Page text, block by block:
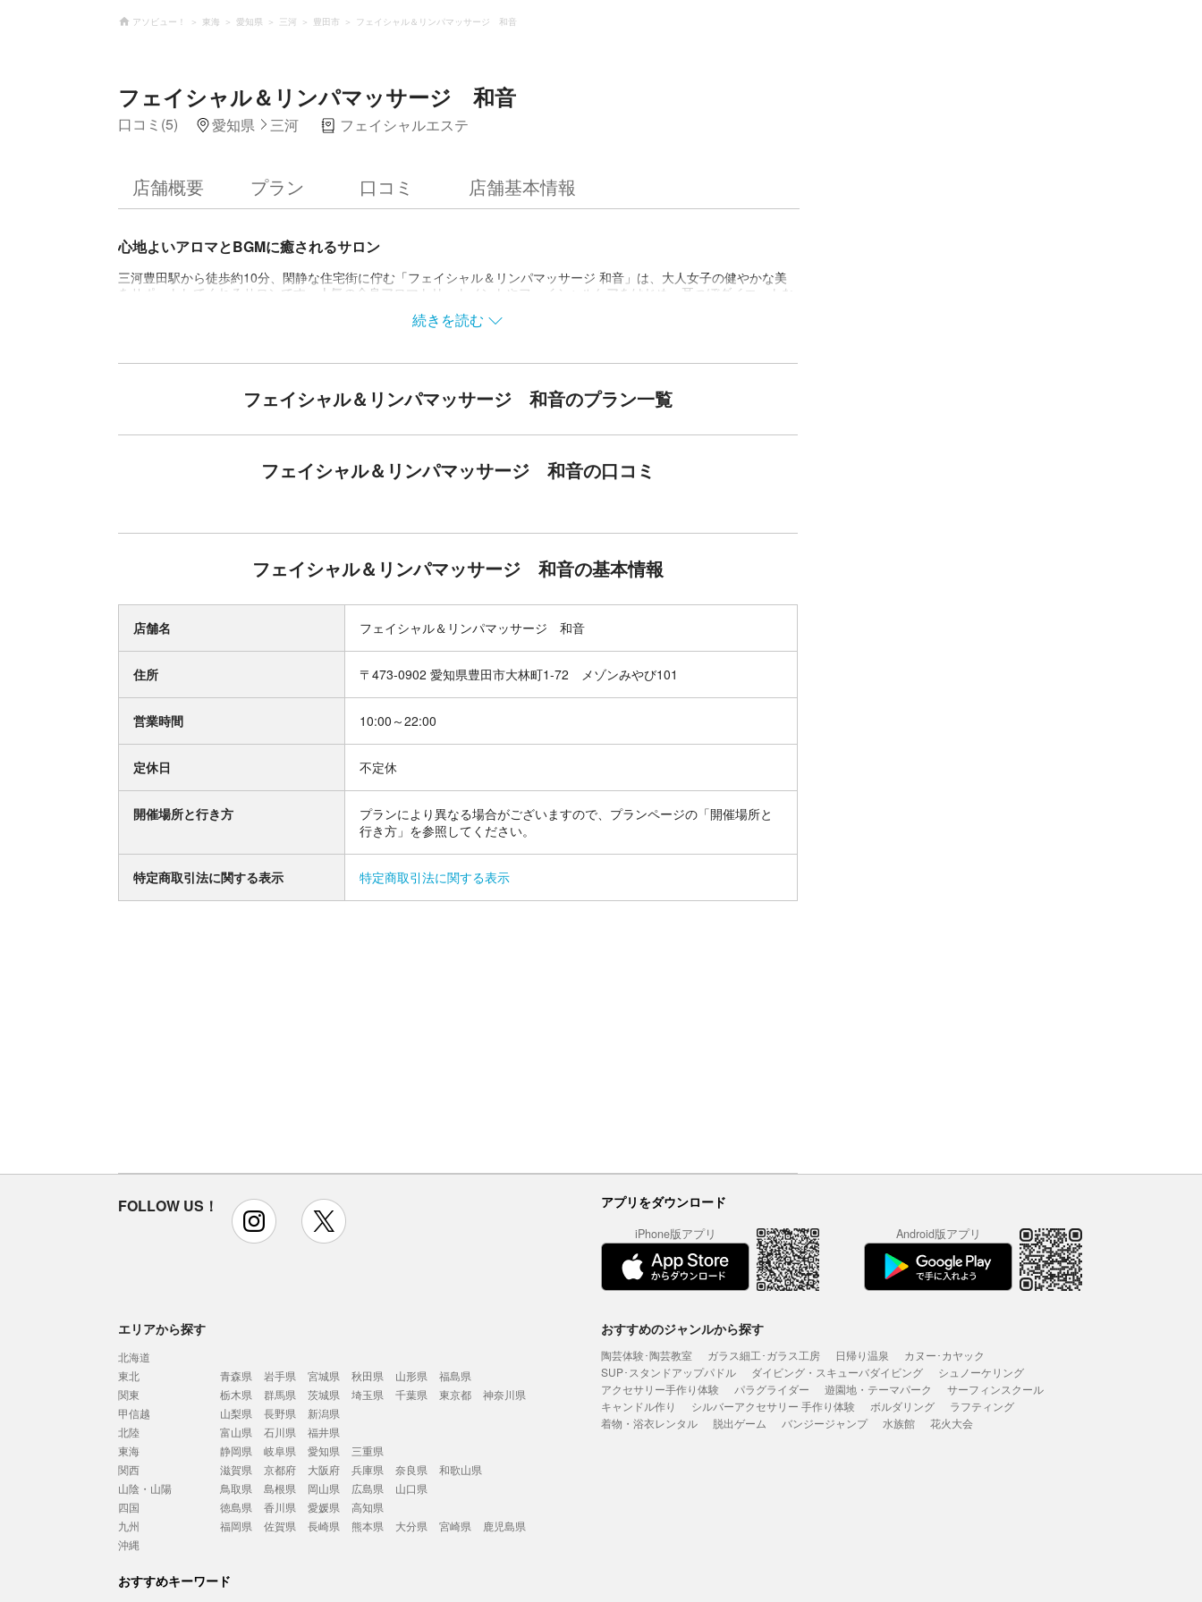
アソビュー！ 東海 愛知県 三河 豊田市 フェイシャル＆リンパマッサージ 和音
フェイシャル＆リンパマッサージ 和音
口コミ(5) 愛知県 三河 フェイシャルエステ
店舗概要 プラン 口コミ 店舗基本情報
心地よいアロマとBGMに癒されるサロン
三河豊田駅から徒歩約10分、閑静な住宅街に佇む「フェイシャル＆リンパマッサージ 和音」は、大人女子の健やかな美
をサポートしてくれるサロンです。人気の全身アロマトリートメントやフェイシャルケアをはじめ、耳つぼダイエットな
なたに合ったダイエットや美肌をおまかせしてみては。店内はアロマの香りとリラックスできる音楽が流れ、落ち着いた
続きを読む
フェイシャル＆リンパマッサージ 和音のプラン一覧
フェイシャル＆リンパマッサージ 和音の口コミ
フェイシャル＆リンパマッサージ 和音の基本情報
店舗名 フェイシャル＆リンパマッサージ 和音
住所 〒473-0902 愛知県豊田市大林町1-72 メゾンみやび101
営業時間 10:00～22:00
定休日 不定休
開催場所と行き方
プランにより異なる場合がございますので、プランページの「開催場所と
行き方」を参照してください。
特定商取引法に関する表示 特定商取引法に関する表示
FOLLOW US！ instagram アプリをダウンロード
iPhone版アプリ Android版アプリ
エリアから探す
北海道
東北
青森県 岩手県 宮城県 秋田県 山形県
福島県
関東
栃木県 群馬県 茨城県 埼玉県 千葉県 東京都
神奈川県
甲信越
山梨県 長野県
新潟県
北陸
富山県 石川県
福井県
東海
静岡県 岐阜県 愛知県
三重県
関西
滋賀県 京都府 大阪府 兵庫県 奈良県
和歌山県
山陰・山陽
鳥取県 島根県 岡山県 広島県
山口県
四国
徳島県 香川県 愛媛県
高知県
九州
福岡県 佐賀県 長崎県 熊本県 大分県 宮崎県
鹿児島県
沖縄
おすすめのジャンルから探す
陶芸体験･陶芸教室 ガラス細工･ガラス工房 日帰り温泉
カヌー･カヤック
SUP･スタンドアップパドル
ダイビング・スキューバダイビング
シュノーケリング
アクセサリー手作り体験
パラグライダー 遊園地・テーマパーク
サーフィンスクール
キャンドル作り
シルバーアクセサリー 手作り体験 ボルダリング
ラフティング
着物・浴衣レンタル
脱出ゲーム バンジージャンプ 水族館 花火大会
おすすめキーワード